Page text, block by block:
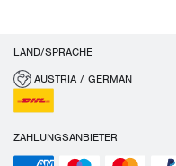
LAND/SPRACHE
AUSTRIA / GERMAN
ZAHLUNGSANBIETER